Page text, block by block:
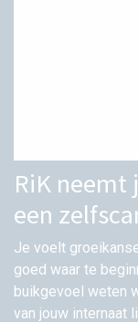
RiK neemt
een
Je voelt
goed waar te
buikgevoel weten
van jouw internaat